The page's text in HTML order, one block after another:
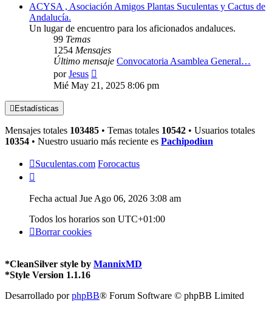
ACYSA , Asociación Amigos Plantas Suculentas y Cactus de
Andalucía.
Un lugar de encuentro para los aficionados andaluces.
99 Temas
1254 Mensajes
Último mensaje Convocatoria Asamblea General…
porJesus
último
mensaje
Mié May 21, 2025 8:06 pm
Estadísticas
Mensajes totales 103485 • Temas totales 10542 • Usuarios totales
10354 • Nuestro usuario más reciente es Pachipodiun
Suculentas.com Forocactus
Fecha actual Jue Ago 06, 2026 3:08 am
Todos los horarios son UTC+01:00
Borrar cookies
*CleanSilver style by MannixMD
*Style Version 1.1.16
Desarrollado porphpBB® Forum Software © phpBB Limited